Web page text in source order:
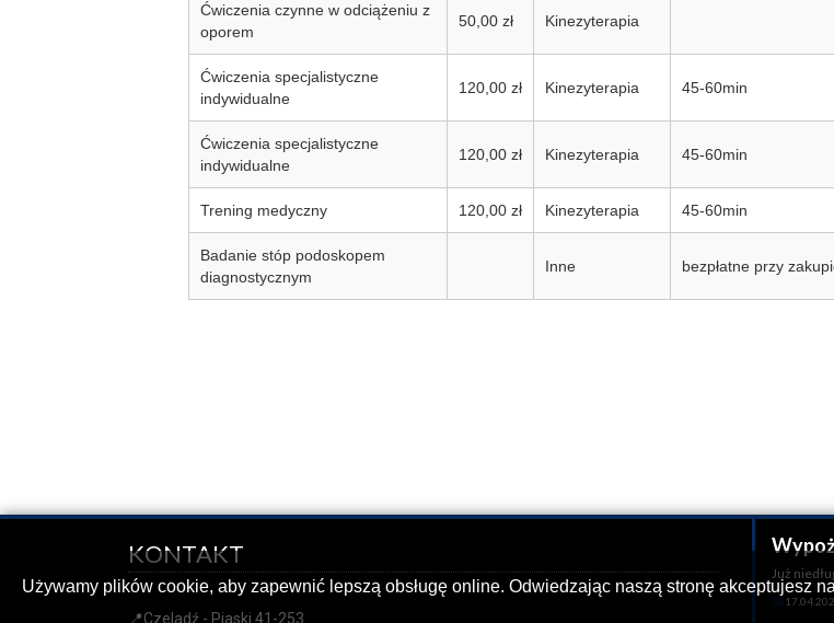
Ćwiczenia czynne w odciążeniu z
oporem
50,00 zł Kinezyterapia
Ćwiczenia specjalistyczne
indywidualne
120,00 zł Kinezyterapia 45-60min
Ćwiczenia specjalistyczne
indywidualne
120,00 zł Kinezyterapia 45-60min
Trening medyczny 120,00 zł Kinezyterapia 45-60min
Badanie stóp podoskopem
diagnostycznym
Inne bezpłatne przy
KONTAKT
📍Czeladź - Piaski 41-253
Już
📅
Używamy plików cookie, aby zapewnić lepszą obsługę online. Odwiedzając naszą stronę akceptujesz